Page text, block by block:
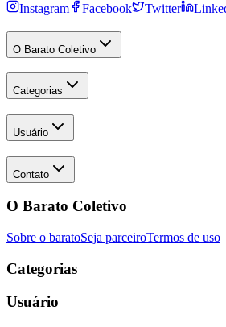
Instagram Facebook Twitter
O Barato Coletivo
Categorias
Usuário
Contato
O Barato Coletivo
Sobre o baratoSeja parceiroTermos de uso
Categorias
Usuário